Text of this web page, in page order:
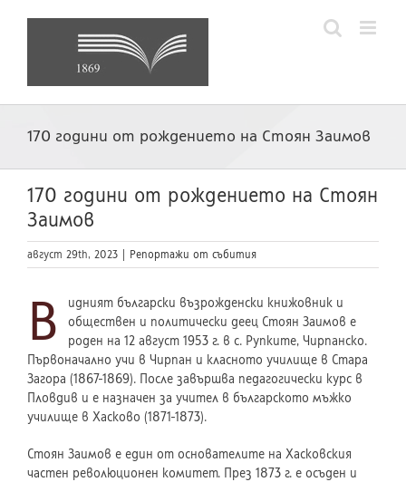
170 години от рождението на Стоян Заимов
170 години от рождението на Стоян
Заимов
август 29th, 2023 Репортажи от събития
В
идният български възрожденски книжовник и
обществен и политически деец Стоян Заимов е
роден на 12 август 1953 г. в с. Рупките, Чирпанско.
Първоначално учи в Чирпан и класното училище в Стара
Загора (1867-1869). После завършва педагогически курс в
Пловдив и е назначен за учител в българското мъжко
училище в Хасково (1871-1873).
Стоян Заимов е един от основателите на Хасковския
частен революционен комитет. През 1873 г. е осъден и